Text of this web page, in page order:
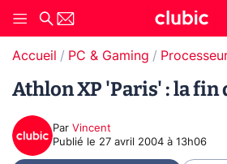
Accueil PC & Gaming
Athlon XP 'Paris' : la fin
Par Vincent
Publié le 27 avril 2004 à 13h06